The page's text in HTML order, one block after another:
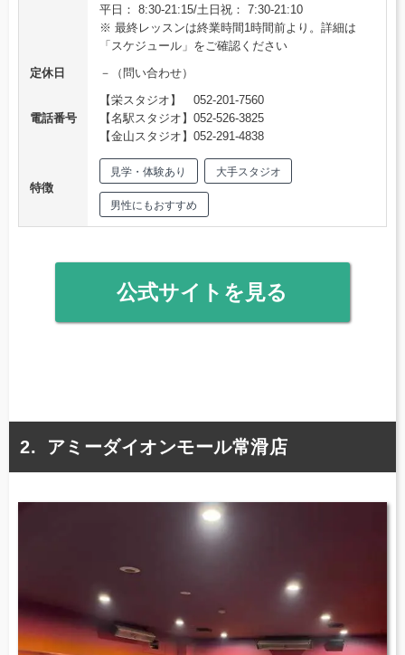
平日： 8:30-21:15/土日祝： 7:30-21:10
※ 最終レッスンは終業時間1時間前より。詳細は
「スケジュール」をご確認ください
定休日
－（問い合わせ）
電話番号
【栄スタジオ】 052-201-7560
【名駅スタジオ】052-526-3825
【金山スタジオ】052-291-4838
特徴
見学・体験あり 大手スタジオ
男性にもおすすめ
公式サイトを見る
アミーダイオンモール常滑店